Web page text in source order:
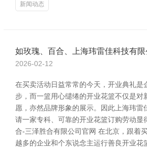
新闻动态
如玫瑰、百合、上海玮雷佳科技有
2026-02-12
在买卖活动日益常常的今天，开业典礼是
步，而一篮用心缱绻的开业花篮不仅是对
愿，亦然品牌形象的展示。因此上海玮雷
请一家专科、可靠的开业花篮订购劳动显
合-三泽胜合有限公司官网 在北京，跟着
越多的企业和个东说念主运行善良开业花